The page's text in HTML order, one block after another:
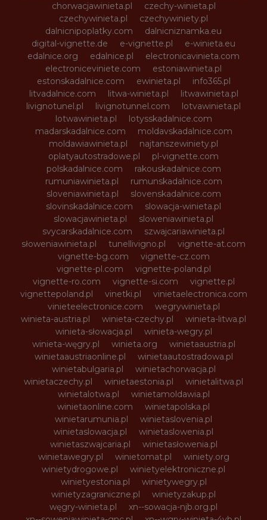
chorwacjawinieta.pl
czechy-winieta.pl
czechywinieta.pl
czechywiniety.pl
dalnicnipoplatky.com
dalnicniznamka.eu
digital-vignette.de
e-vignette.pl
e-winieta.eu
edalnice.org
edalnice.pl
electronicavinieta.com
electroniceviniete.com
estoniawinieta.pl
estonskadalnice.com
ewinieta.pl
info365.pl
litvadalnice.com
litwa-winieta.pl
litwawinieta.pl
livignotunel.pl
livignotunnel.com
lotvawinieta.pl
lotwawinieta.pl
lotysskadalnice.com
madarskadalnice.com
moldavskadalnice.com
moldawiawinieta.pl
najtanszewiniety.pl
oplatyautostradowe.pl
pl-vignette.com
polskadalnice.com
rakouskadalnice.com
rumuniawinieta.pl
rumunskadalnice.com
sloveniawinieta.pl
slovenskadalnice.com
slovinskadalnice.com
slowacja-winieta.pl
slowacjawinieta.pl
sloweniawinieta.pl
svycarskadalnice.com
szwajcariawinieta.pl
słoweniawinieta.pl
tunellivigno.pl
vignette-at.com
vignette-bg.com
vignette-cz.com
vignette-pl.com
vignette-poland.pl
vignette-ro.com
vignette-si.com
vignette.pl
vignettepoland.pl
vinetki.pl
vinietaelectronica.com
vinieteelectronice.com
wegrywinieta.pl
winieta-austria.pl
winieta-czechy.pl
winieta-litwa.pl
winieta-słowacja.pl
winieta-wegry.pl
winieta-węgry.pl
winieta.org
winietaaustria.pl
winietaaustriaonline.pl
winietaautostradowa.pl
winietabulgaria.pl
winietachorwacja.pl
winietaczechy.pl
winietaestonia.pl
winietalitwa.pl
winietalotwa.pl
winietamoldawia.pl
winietaonline.com
winietapolska.pl
winietarumunia.pl
winietaslovenia.pl
winietaslowacja.pl
winietaslowenia.pl
winietaszwajcaria.pl
winietasłowenia.pl
winietawegry.pl
winietomat.pl
winiety.org
winietydrogowe.pl
winietyelektroniczne.pl
winietyestonia.pl
winietywegry.pl
winietyzagraniczne.pl
winietyzakup.pl
węgry-winieta.pl
xn--sowacja-njb.org.pl